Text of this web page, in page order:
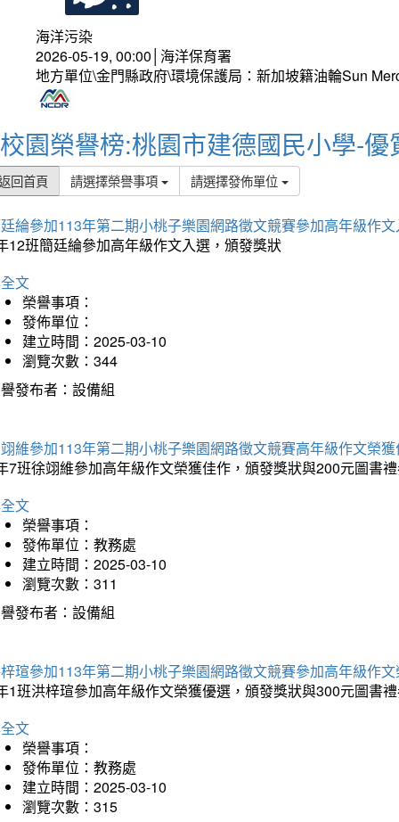
海洋污染
2026-05-19, 00:00│海洋保育署
地方單位\金門縣政府\環境保護局：新加坡籍油輪Sun
校園榮譽榜:桃園市建德國民小學-優
回首頁 請選擇榮譽事項 請選擇發佈單位
綸參加113年第二期小桃子樂園網路徵文競賽參加高年級作
12班簡廷綸參加高年級作文入選，頒發獎狀
文
榮譽事項：
發佈單位：
建立時間：2025-03-10
瀏覽次數：344
發布者：設備組
維參加113年第二期小桃子樂園網路徵文競賽高年級作文榮
7班徐翊維參加高年級作文榮獲佳作，頒發獎狀與200元圖書
文
榮譽事項：
發佈單位：教務處
建立時間：2025-03-10
瀏覽次數：311
發布者：設備組
瑄參加113年第二期小桃子樂園網路徵文競賽參加高年級作
1班洪梓瑄參加高年級作文榮獲優選，頒發獎狀與300元圖書
文
榮譽事項：
發佈單位：教務處
建立時間：2025-03-10
瀏覽次數：315